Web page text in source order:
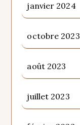
janvier 2024
octobre 2023
août 2023
juillet 2023